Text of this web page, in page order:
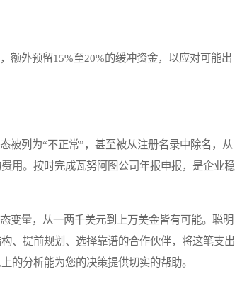
外预留15%至20%的缓冲资金，以应对可能出
列为“不正常”，甚至被从注册名录中除名，从
用。按时完成瓦努阿图公司年报申报，是企业稳
量，从一两千美元到上万美金皆有可能。聪明
、提前规划、选择靠谱的合作伙伴，将这笔支出
的分析能为您的决策提供切实的帮助。